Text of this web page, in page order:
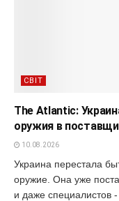
СВІТ
The Atlantic:
оружия в
10.08.2026
Украина перестала
оружие. Она уже
и даже специалистов -